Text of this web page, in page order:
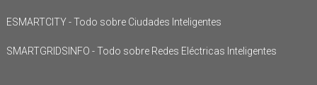
ESMARTCITY - Todo sobre Ciudades Inteligentes
SMARTGRIDSINFO - Todo sobre Redes Eléctricas Inteligentes